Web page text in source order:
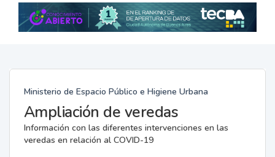
Ministerio de Espacio Público e Higiene Urbana
Ampliación de veredas
Información con las diferentes intervenciones en las
veredas en relación al COVID-19